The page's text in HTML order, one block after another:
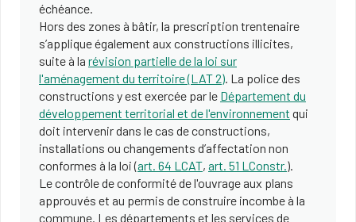
échéance.
Hors des zones à bâtir, la prescription trentenaire
s’applique également aux constructions illicites,
suite à la révision partielle de la loi sur
l'aménagement du territoire (LAT 2). La police des
constructions y est exercée par le Département du
développement territorial et de l'environnement qui
doit intervenir dans le cas de constructions,
installations ou changements d’affectation non
conformes à la loi (art. 64 LCAT, art. 51 LConstr.).
Le contrôle de conformité de l'ouvrage aux plans
approuvés et au permis de construire incombe à la
commune. Les départements et les services de